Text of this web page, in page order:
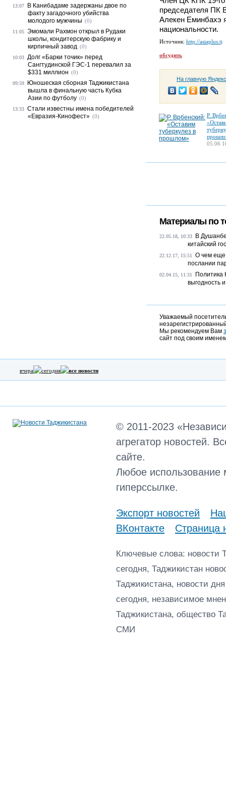
председателя ПК
Алекен Еминбахэ
национальности.
Источник: http://asiaplus.tj
обсудить
На главную
Р.
05.06
Материалы по
22.05.18, 10:33
В
китайский
22.12.17, 15:51
О чем еще
послании
02.04.15, 11:31
Политика
выгодность
Уважаемый
Мы рекомендуем Вам
сайт под своим
13:07
В Канибадаме задержаны двое по
факту загадочного убийства
молодого мужчины (0)
11:05 Эмомали Рахмон открыл в Рудаки
школы, кондитерскую фабрику и
кирпичный завод (0)
10:03 Долг «Барки точик» перед
Сангтудинской ГЭС-1 перевалил за
$331 миллион (0)
09:59
Юношеская сборная Таджикистана
вышла в финальную часть Кубка
Азии по футболу (0)
13:33 Стали известны имена победителей
«Евразия-Кинофест» (0)
вчера сегодня все новости
© 2011-2023
агрегатор новостей.
сайте.
Любое использование
гиперссылке.
Экспорт новостей
ВКонтакте
Страница
Ключевые слова: новости
сегодня, Таджикистан
Таджикистана, новости
сегодня, независимое
Таджикистана, общество
СМИ